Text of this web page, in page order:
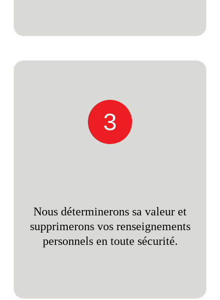
3
Nous déterminerons sa valeur et
supprimerons vos renseignements
personnels en toute sécurité.